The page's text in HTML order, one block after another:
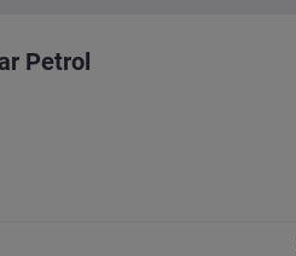
Petrol